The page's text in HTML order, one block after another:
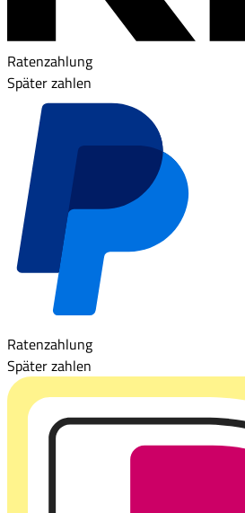
Ratenzahlung
Später zahlen
Ratenzahlung
Später zahlen